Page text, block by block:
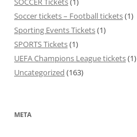
Soccer tickets – Football tickets(1)
Sporting Events Tickets(1)
SPORTS Tickets(1)
UEFA Champions League tickets(1)
Uncategorized (163)
META